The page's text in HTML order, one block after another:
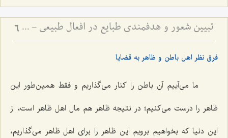
تبیین شعور و هدفمندی طبایع در افعال طبیعی - پاسخ به شبهه فخر رازی درباره غایت‌مندی موجودات عالم 6
فرق نظر اهل باطن و ظاهر به قضایا
ما مى‌آییم آن باطن را کنار مى‌گذاریم و فقط همین‌طور این
ظاهر را درست مى‌کنیم؛ در نتیجه ظاهر هم مال اهل ظاهر است، از
این دنیا که بخواهیم برویم این ظاهر را براى اهل ظاهر مى‌گذاریم،